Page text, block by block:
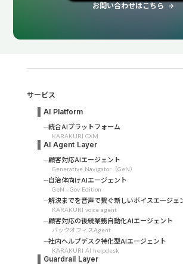
お問い合わせはこちら arrow_forward
サービス
AI Platform
統合AIプラットフォーム
KARAKURI CXM
AI Agent Layer
顧客対応AIエージェント
Generative Navigator（GeN）
自治体向けAIエージェント
GeN - Gov Edition
解決までを音声で繋ぐ新しいボイスエージェ
KARAKURI voice agent
顧客対応の後続業務自動化AIエージェント
バックオフィスAgent
社内ヘルプデスク特化型AIエージェント
KARAKURI AI helpdesk
Guardrail Layer